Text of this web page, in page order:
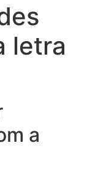
letra
a